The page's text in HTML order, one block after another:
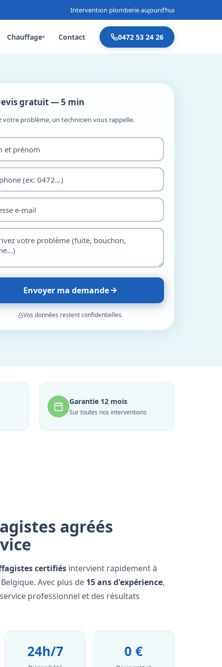
Intervention plomberie aujourd’hui
Chauffage▾ Contact 0472 53 24 26
gratuit — 5 min
votre problème, un technicien vous rappelle.
Envoyer ma demande
Vos données restent confidentielles.
Garantie 12 mois
Sur toutes nos interventions
agréés
certifiés intervient rapidement à
Avec plus de 15 ans d'expérience,
professionnel et des résultats
24h/7 0 €